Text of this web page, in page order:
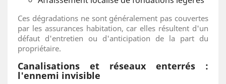
Ces dégradations ne sont généralement pas couvertes
par les assurances habitation, car elles résultent d'un
défaut d'entretien ou d'anticipation de la part du
propriétaire.
Canalisations et réseaux enterrés :
l'ennemi invisible